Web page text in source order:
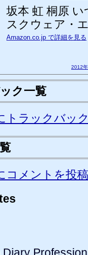
坂本 虹 桐原 い
スクウェア・
Amazon.co.jp で詳細を見る
2012
ク一覧
トラックバッ
コメントを投